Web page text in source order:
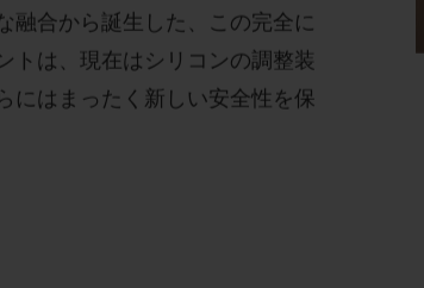
融合から誕生した、この完全に
トは、現在はシリコンの調整装
にはまったく新しい安全性を保